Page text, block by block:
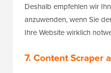
Deshalb empfehlen wir
anzuwenden, wenn Sie
Ihre Website wirklich
7. Content Scraper